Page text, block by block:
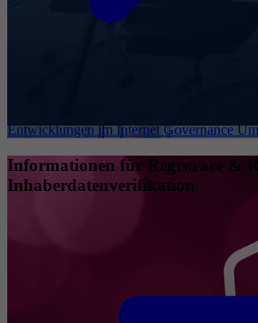
Entwicklungen im Internet Governance
Informationen für Registrare &
Inhaberdatenverifikation